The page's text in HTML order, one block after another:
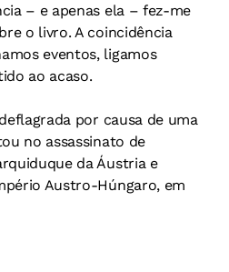
– e apenas ela – fez-me
o livro. A coincidência
eventos, ligamos
ao acaso.
por causa de uma
no assassinato de
da Áustria e
Austro-Húngaro, em